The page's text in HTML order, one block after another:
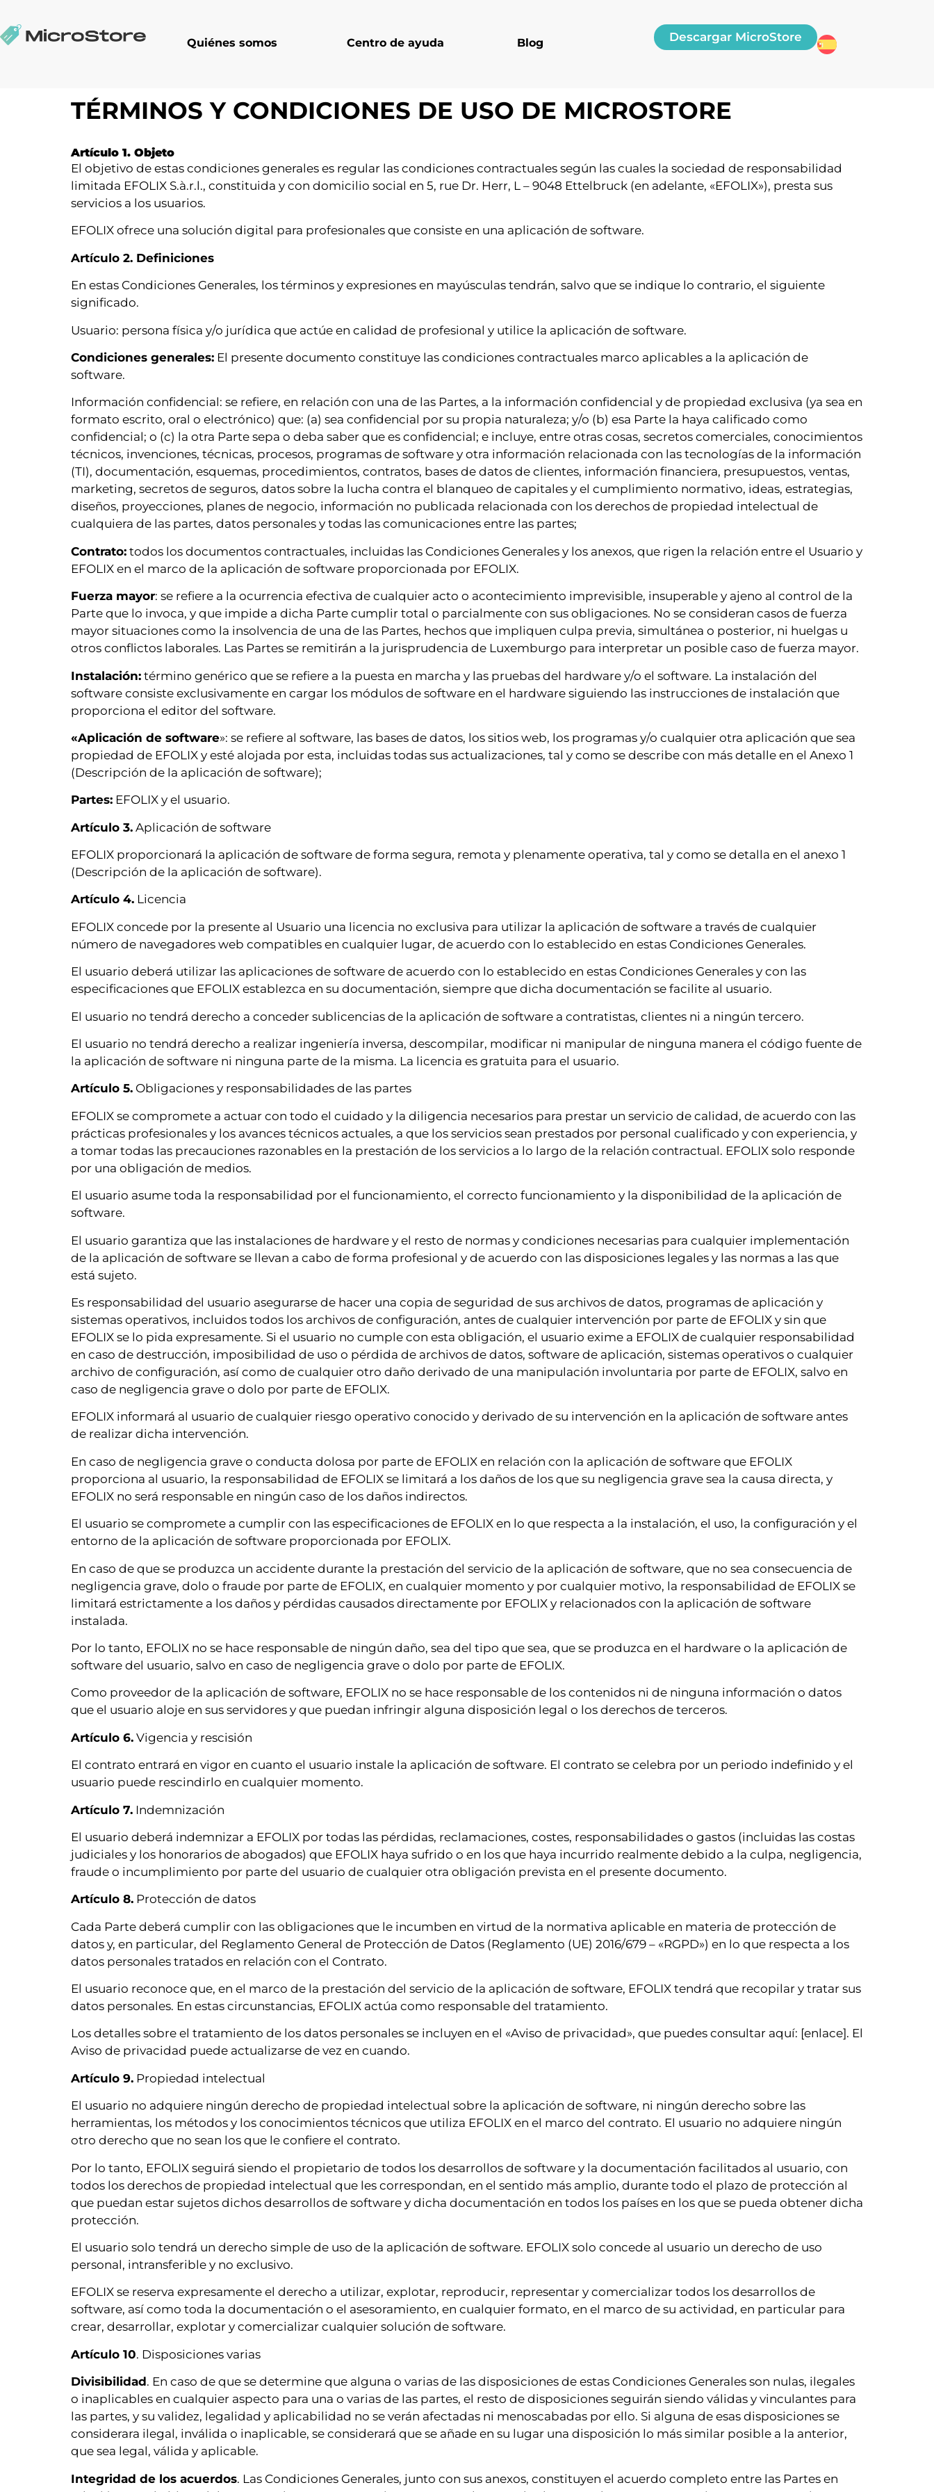
Quiénes somos Centro de ayuda Blog Descargar MicroStore
TÉRMINOS Y CONDICIONES DE USO DE MICROSTORE
Artículo 1. Objeto
El objetivo de estas condiciones generales es regular las condiciones contractuales según las cuales la sociedad de responsabilidad
limitada EFOLIX S.à.r.l., constituida y con domicilio social en 5, rue Dr. Herr, L – 9048 Ettelbruck (en adelante, «EFOLIX»), presta sus
servicios a los usuarios.
EFOLIX ofrece una solución digital para profesionales que consiste en una aplicación de software.
Artículo 2. Definiciones
En estas Condiciones Generales, los términos y expresiones en mayúsculas tendrán, salvo que se indique lo contrario, el siguiente
significado.
Usuario: persona física y/o jurídica que actúe en calidad de profesional y utilice la aplicación de software.
Condiciones generales: El presente documento constituye las condiciones contractuales marco aplicables a la aplicación de
software.
Información confidencial: se refiere, en relación con una de las Partes, a la información confidencial y de propiedad exclusiva (ya sea en
formato escrito, oral o electrónico) que: (a) sea confidencial por su propia naturaleza; y/o (b) esa Parte la haya calificado como
confidencial; o (c) la otra Parte sepa o deba saber que es confidencial; e incluye, entre otras cosas, secretos comerciales, conocimientos
técnicos, invenciones, técnicas, procesos, programas de software y otra información relacionada con las tecnologías de la información
(TI), documentación, esquemas, procedimientos, contratos, bases de datos de clientes, información financiera, presupuestos, ventas,
marketing, secretos de seguros, datos sobre la lucha contra el blanqueo de capitales y el cumplimiento normativo, ideas, estrategias,
diseños, proyecciones, planes de negocio, información no publicada relacionada con los derechos de propiedad intelectual de
cualquiera de las partes, datos personales y todas las comunicaciones entre las partes;
Contrato: todos los documentos contractuales, incluidas las Condiciones Generales y los anexos, que rigen la relación entre el Usuario y
EFOLIX en el marco de la aplicación de software proporcionada por EFOLIX.
Fuerza mayor: se refiere a la ocurrencia efectiva de cualquier acto o acontecimiento imprevisible, insuperable y ajeno al control de la
Parte que lo invoca, y que impide a dicha Parte cumplir total o parcialmente con sus obligaciones. No se consideran casos de fuerza
mayor situaciones como la insolvencia de una de las Partes, hechos que impliquen culpa previa, simultánea o posterior, ni huelgas u
otros conflictos laborales. Las Partes se remitirán a la jurisprudencia de Luxemburgo para interpretar un posible caso de fuerza mayor.
Instalación: término genérico que se refiere a la puesta en marcha y las pruebas del hardware y/o el software. La instalación del
software consiste exclusivamente en cargar los módulos de software en el hardware siguiendo las instrucciones de instalación que
proporciona el editor del software.
«Aplicación de software»: se refiere al software, las bases de datos, los sitios web, los programas y/o cualquier otra aplicación que sea
propiedad de EFOLIX y esté alojada por esta, incluidas todas sus actualizaciones, tal y como se describe con más detalle en el Anexo 1
(Descripción de la aplicación de software);
Partes: EFOLIX y el usuario.
Artículo 3. Aplicación de software
EFOLIX proporcionará la aplicación de software de forma segura, remota y plenamente operativa, tal y como se detalla en el anexo 1
(Descripción de la aplicación de software).
Artículo 4. Licencia
EFOLIX concede por la presente al Usuario una licencia no exclusiva para utilizar la aplicación de software a través de cualquier
número de navegadores web compatibles en cualquier lugar, de acuerdo con lo establecido en estas Condiciones Generales.
El usuario deberá utilizar las aplicaciones de software de acuerdo con lo establecido en estas Condiciones Generales y con las
especificaciones que EFOLIX establezca en su documentación, siempre que dicha documentación se facilite al usuario.
El usuario no tendrá derecho a conceder sublicencias de la aplicación de software a contratistas, clientes ni a ningún tercero.
El usuario no tendrá derecho a realizar ingeniería inversa, descompilar, modificar ni manipular de ninguna manera el código fuente de
la aplicación de software ni ninguna parte de la misma. La licencia es gratuita para el usuario.
Artículo 5. Obligaciones y responsabilidades de las partes
EFOLIX se compromete a actuar con todo el cuidado y la diligencia necesarios para prestar un servicio de calidad, de acuerdo con las
prácticas profesionales y los avances técnicos actuales, a que los servicios sean prestados por personal cualificado y con experiencia, y
a tomar todas las precauciones razonables en la prestación de los servicios a lo largo de la relación contractual. EFOLIX solo responde
por una obligación de medios.
El usuario asume toda la responsabilidad por el funcionamiento, el correcto funcionamiento y la disponibilidad de la aplicación de
software.
El usuario garantiza que las instalaciones de hardware y el resto de normas y condiciones necesarias para cualquier implementación
de la aplicación de software se llevan a cabo de forma profesional y de acuerdo con las disposiciones legales y las normas a las que
está sujeto.
Es responsabilidad del usuario asegurarse de hacer una copia de seguridad de sus archivos de datos, programas de aplicación y
sistemas operativos, incluidos todos los archivos de configuración, antes de cualquier intervención por parte de EFOLIX y sin que
EFOLIX se lo pida expresamente. Si el usuario no cumple con esta obligación, el usuario exime a EFOLIX de cualquier responsabilidad
en caso de destrucción, imposibilidad de uso o pérdida de archivos de datos, software de aplicación, sistemas operativos o cualquier
archivo de configuración, así como de cualquier otro daño derivado de una manipulación involuntaria por parte de EFOLIX, salvo en
caso de negligencia grave o dolo por parte de EFOLIX.
EFOLIX informará al usuario de cualquier riesgo operativo conocido y derivado de su intervención en la aplicación de software antes
de realizar dicha intervención.
En caso de negligencia grave o conducta dolosa por parte de EFOLIX en relación con la aplicación de software que EFOLIX
proporciona al usuario, la responsabilidad de EFOLIX se limitará a los daños de los que su negligencia grave sea la causa directa, y
EFOLIX no será responsable en ningún caso de los daños indirectos.
El usuario se compromete a cumplir con las especificaciones de EFOLIX en lo que respecta a la instalación, el uso, la configuración y el
entorno de la aplicación de software proporcionada por EFOLIX.
En caso de que se produzca un accidente durante la prestación del servicio de la aplicación de software, que no sea consecuencia de
negligencia grave, dolo o fraude por parte de EFOLIX, en cualquier momento y por cualquier motivo, la responsabilidad de EFOLIX se
limitará estrictamente a los daños y pérdidas causados directamente por EFOLIX y relacionados con la aplicación de software
instalada.
Por lo tanto, EFOLIX no se hace responsable de ningún daño, sea del tipo que sea, que se produzca en el hardware o la aplicación de
software del usuario, salvo en caso de negligencia grave o dolo por parte de EFOLIX.
Como proveedor de la aplicación de software, EFOLIX no se hace responsable de los contenidos ni de ninguna información o datos
que el usuario aloje en sus servidores y que puedan infringir alguna disposición legal o los derechos de terceros.
Artículo 6. Vigencia y rescisión
El contrato entrará en vigor en cuanto el usuario instale la aplicación de software. El contrato se celebra por un periodo indefinido y el
usuario puede rescindirlo en cualquier momento.
Artículo 7. Indemnización
El usuario deberá indemnizar a EFOLIX por todas las pérdidas, reclamaciones, costes, responsabilidades o gastos (incluidas las costas
judiciales y los honorarios de abogados) que EFOLIX haya sufrido o en los que haya incurrido realmente debido a la culpa, negligencia,
fraude o incumplimiento por parte del usuario de cualquier otra obligación prevista en el presente documento.
Artículo 8. Protección de datos
Cada Parte deberá cumplir con las obligaciones que le incumben en virtud de la normativa aplicable en materia de protección de
datos y, en particular, del Reglamento General de Protección de Datos (Reglamento (UE) 2016/679 – «RGPD») en lo que respecta a los
datos personales tratados en relación con el Contrato.
El usuario reconoce que, en el marco de la prestación del servicio de la aplicación de software, EFOLIX tendrá que recopilar y tratar sus
datos personales. En estas circunstancias, EFOLIX actúa como responsable del tratamiento.
Los detalles sobre el tratamiento de los datos personales se incluyen en el «Aviso de privacidad», que puedes consultar aquí: [enlace]. El
Aviso de privacidad puede actualizarse de vez en cuando.
Artículo 9. Propiedad intelectual
El usuario no adquiere ningún derecho de propiedad intelectual sobre la aplicación de software, ni ningún derecho sobre las
herramientas, los métodos y los conocimientos técnicos que utiliza EFOLIX en el marco del contrato. El usuario no adquiere ningún
otro derecho que no sean los que le confiere el contrato.
Por lo tanto, EFOLIX seguirá siendo el propietario de todos los desarrollos de software y la documentación facilitados al usuario, con
todos los derechos de propiedad intelectual que les correspondan, en el sentido más amplio, durante todo el plazo de protección al
que puedan estar sujetos dichos desarrollos de software y dicha documentación en todos los países en los que se pueda obtener dicha
protección.
El usuario solo tendrá un derecho simple de uso de la aplicación de software. EFOLIX solo concede al usuario un derecho de uso
personal, intransferible y no exclusivo.
EFOLIX se reserva expresamente el derecho a utilizar, explotar, reproducir, representar y comercializar todos los desarrollos de
software, así como toda la documentación o el asesoramiento, en cualquier formato, en el marco de su actividad, en particular para
crear, desarrollar, explotar y comercializar cualquier solución de software.
Artículo 10. Disposiciones varias
Divisibilidad. En caso de que se determine que alguna o varias de las disposiciones de estas Condiciones Generales son nulas, ilegales
o inaplicables en cualquier aspecto para una o varias de las partes, el resto de disposiciones seguirán siendo válidas y vinculantes para
las partes, y su validez, legalidad y aplicabilidad no se verán afectadas ni menoscabadas por ello. Si alguna de esas disposiciones se
considerara ilegal, inválida o inaplicable, se considerará que se añade en su lugar una disposición lo más similar posible a la anterior,
que sea legal, válida y aplicable.
Integridad de los acuerdos. Las Condiciones Generales, junto con sus anexos, constituyen el acuerdo completo entre las Partes en